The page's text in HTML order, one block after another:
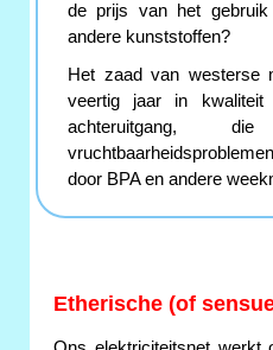
de prijs van het
andere kunststoffen?
Het zaad van westerse
veertig jaar in kwaliteit
achteruitgang,
door BPA en andere
Etherische (of